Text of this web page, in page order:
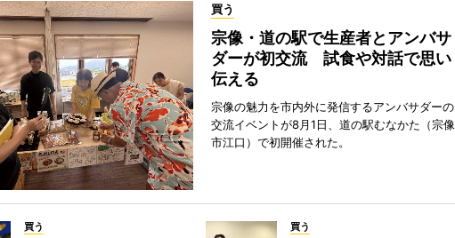
買う
宗像・道の駅で生産者とアンバサ
ダーが初交流 試食や対話で思い
伝える
宗像の魅力を市内外に発信するアンバサダーの
交流イベントが8月1日、道の駅むなかた（宗像
市江口）で初開催された。
買う 買う